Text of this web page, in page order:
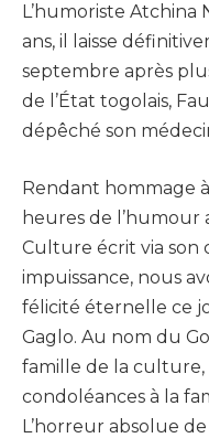
L’humoriste Atchina
ans, il laisse
septembre après
de l’État togolais,
dépêché son
Rendant hommage
heures de l’humour
Culture écrit via son
impuissance, nous
félicité éternelle ce
Gaglo. Au nom du
famille de la culture,
condoléances à la
L’horreur absolue